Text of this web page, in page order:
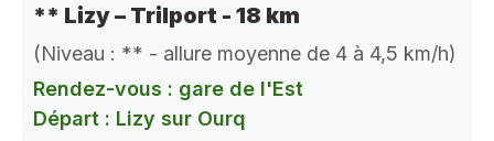
** Lizy – Trilport - 18 km
(Niveau : ** - allure moyenne de 4 à 4,5 km/h)
Rendez-vous : gare de l'Est
Départ : Lizy sur Ourq